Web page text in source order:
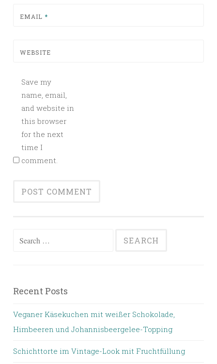
EMAIL *
WEBSITE
Save my
name, email,
and website in
this browser
for the next
time I
comment.
Search for:
Recent Posts
Veganer Käsekuchen mit weißer Schokolade,
Himbeeren und Johannisbeergelee-Topping
Schichttorte im Vintage-Look mit Fruchtfüllung